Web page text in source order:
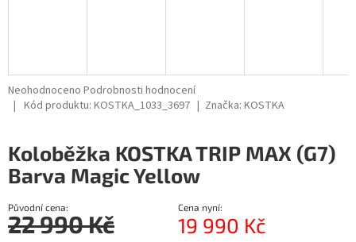
A
Průměrné
hodnocení
0,0
z
5
Neohodnoceno Podrobnosti hodnocení
Kód produktu: KOSTKA_1033_3697 Značka:KOSTKA
Koloběžka KOSTKA TRIP MAX (G7)
Barva Magic Yellow
Původní cena:
22 990 Kč
Cena nyní:
19 990 Kč